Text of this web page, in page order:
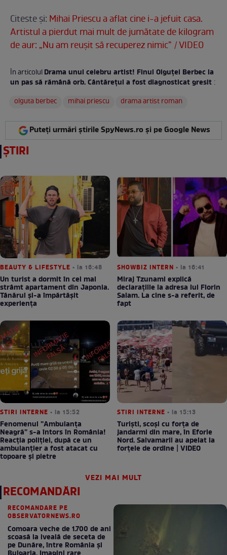
Citeste și: Mihai Priescu a aflat cine i-a jefuit casa.
Artistul a pierdut mai mult de jumătate de kilogram
de aur: „Nu am reușit să recuperez nimic” / VIDEO
În articolulDrama unui celebru artist! Finul Olguței Berbec la
un pas să rămână orb. Cântărețul a fost diagnosticat gresit :
olguta berbec
mihai priescu drama artist roman
Puteți urmări știrile SpyNews.ro și pe Google News
ȘTIRI
BEAUTY & LIFESTYLE • la 16:48
Un turist a dormit în cel mai
strâmt apartament din Japonia.
Tânărul și-a împărtășit
experiența
SHOWBIZ INTERN • la 16:41
Miraj Tzunami explică
declarațiile la adresa lui Florin
Salam. La cine s-a referit, de
fapt
STIRI INTERNE • la 15:52
Fenomenul ”Ambulanța
Neagră” s-a întors în România!
Reacția poliției, după ce un
ambulanțier a fost atacat cu
topoare și pietre
STIRI INTERNE • la 15:13
Turiști, scoși cu forța de
jandarmi din mare, în Eforie
Nord. Salvamarii au apelat la
forțele de ordine | VIDEO
VEZI MAI MULT
RECOMANDĂRI
RECOMANDARE PE
OBSERVATORNEWS.RO
Comoara veche de 1.700 de ani
scoasă la iveală de seceta de
pe Dunăre, între România şi